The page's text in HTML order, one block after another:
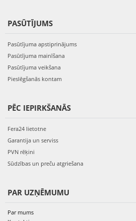
PASŪTĪJUMS
Pasūtījuma apstiprinājums
Pasūtījuma mainīšana
Pasūtījuma veikšana
Pieslēgšanās kontam
PĒC IEPIRKŠANĀS
Fera24 lietotne
Garantija un serviss
PVN rēķini
Sūdzības un preču atgriešana
PAR UZŅĒMUMU
Par mums